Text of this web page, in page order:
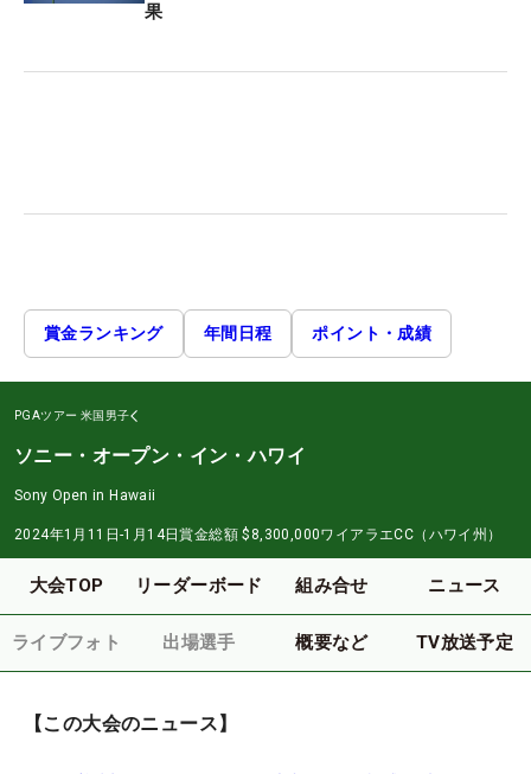
果
賞金ランキング 年間日程 ポイント・成績
PGAツアー 米国男子
ソニー・オープン・イン・ハワイ
Sony Open in Hawaii
2024年1月11日-1月14日賞金総額 $8,300,000ワイアラエCC（ハワイ州）
大会TOP リーダーボード 組み合せ ニュース
ライブフォト 出場選手 概要など TV放送予定
【この大会のニュース】